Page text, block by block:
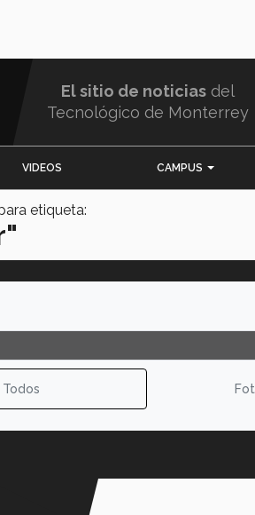
El sitio de noticias del
Tecnológico de Monterrey
VIDEOS CAMPUS
etiqueta:
Todos